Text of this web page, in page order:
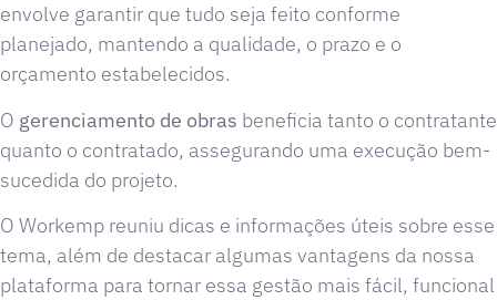
envolve garantir que tudo seja feito conforme
planejado, mantendo a qualidade, o prazo e o
orçamento estabelecidos.
O gerenciamento de obras beneficia tanto o contratante
quanto o contratado, assegurando uma execução bem-
sucedida do projeto.
O Workemp reuniu dicas e informações úteis sobre esse
tema, além de destacar algumas vantagens da nossa
plataforma para tornar essa gestão mais fácil, funcional